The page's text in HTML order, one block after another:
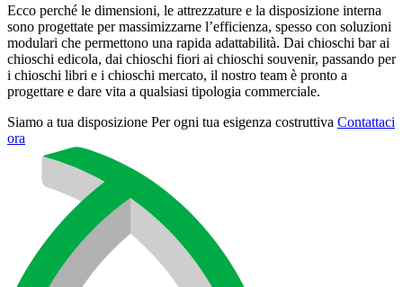
Ecco perché le dimensioni, le attrezzature e la disposizione interna
sono progettate per massimizzarne l’efficienza, spesso con soluzioni
modulari che permettono una rapida adattabilità. Dai chioschi bar ai
chioschi edicola, dai chioschi fiori ai chioschi souvenir, passando per
i chioschi libri e i chioschi mercato, il nostro team è pronto a
progettare e dare vita a qualsiasi tipologia commerciale.
Siamo a tua disposizione Per ogni tua esigenza costruttiva Contattaci
ora